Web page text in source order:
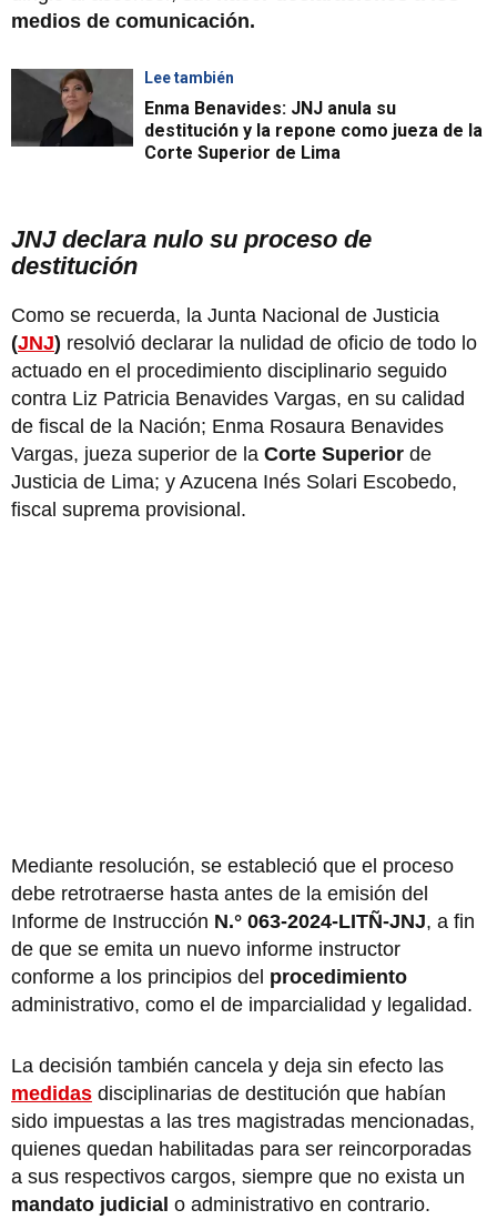
medios de comunicación.
Lee también
Enma Benavides: JNJ anula su
destitución y la repone como jueza de la
Corte Superior de Lima
JNJ declara nulo su proceso de
destitución
Como se recuerda, la Junta Nacional de Justicia
(JNJ) resolvió declarar la nulidad de oficio de todo lo
actuado en el procedimiento disciplinario seguido
contra Liz Patricia Benavides Vargas, en su calidad
de fiscal de la Nación; Enma Rosaura Benavides
Vargas, jueza superior de la Corte Superior de
Justicia de Lima; y Azucena Inés Solari Escobedo,
fiscal suprema provisional.
Mediante resolución, se estableció que el proceso
debe retrotraerse hasta antes de la emisión del
Informe de Instrucción N.° 063-2024-LITÑ-JNJ, a fin
de que se emita un nuevo informe instructor
conforme a los principios del procedimiento
administrativo, como el de imparcialidad y legalidad.
La decisión también cancela y deja sin efecto las
medidas disciplinarias de destitución que habían
sido impuestas a las tres magistradas mencionadas,
quienes quedan habilitadas para ser reincorporadas
a sus respectivos cargos, siempre que no exista un
mandato judicial o administrativo en contrario.